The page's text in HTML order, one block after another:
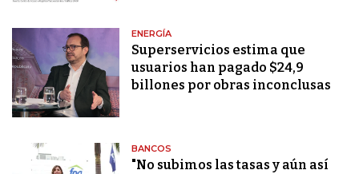
ENERGÍA
Superservicios estima que
usuarios han pagado $24,9
billones por obras inconclusas
BANCOS
"No subimos las tasas y aún así